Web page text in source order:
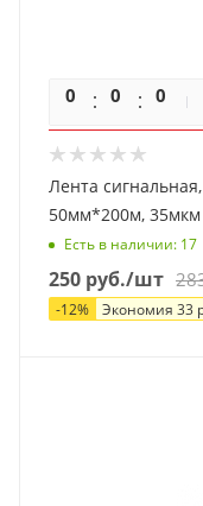
0 0 0
Лента
50мм*200м,
Есть в наличии: 17
250 руб./шт
-12% Экономия 33